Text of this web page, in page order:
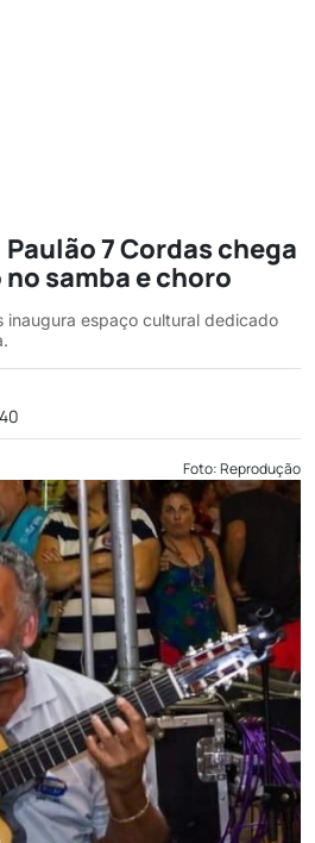
7 Cordas chega
samba e choro
inaugura espaço cultural dedicado
Foto: Reprodução